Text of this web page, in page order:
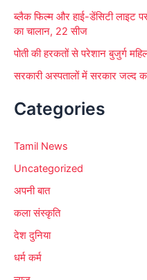
ब्लैक फिल्म और हाई-डेंसिटी लाइट पर
का चालान, 22 सीज
पोती की हरकतों से परेशान बुजुर्ग
सरकारी अस्पतालों में सरकार जल्द
Categories
Tamil News
Uncategorized
अपनी बात
कला संस्कृति
देश दुनिया
धर्म कर्म